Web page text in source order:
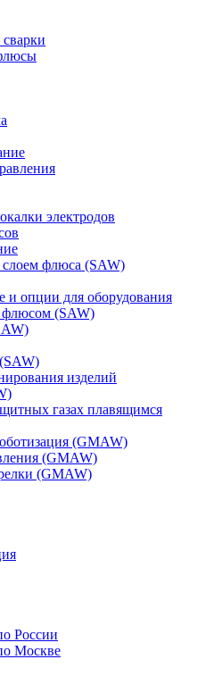
электродов
слоем флюса (SAW)
и опции для оборудования
флюсом (SAW)
изделий
газах плавящимся
(GMAW)
(GMAW)
(GMAW)
России
Москве